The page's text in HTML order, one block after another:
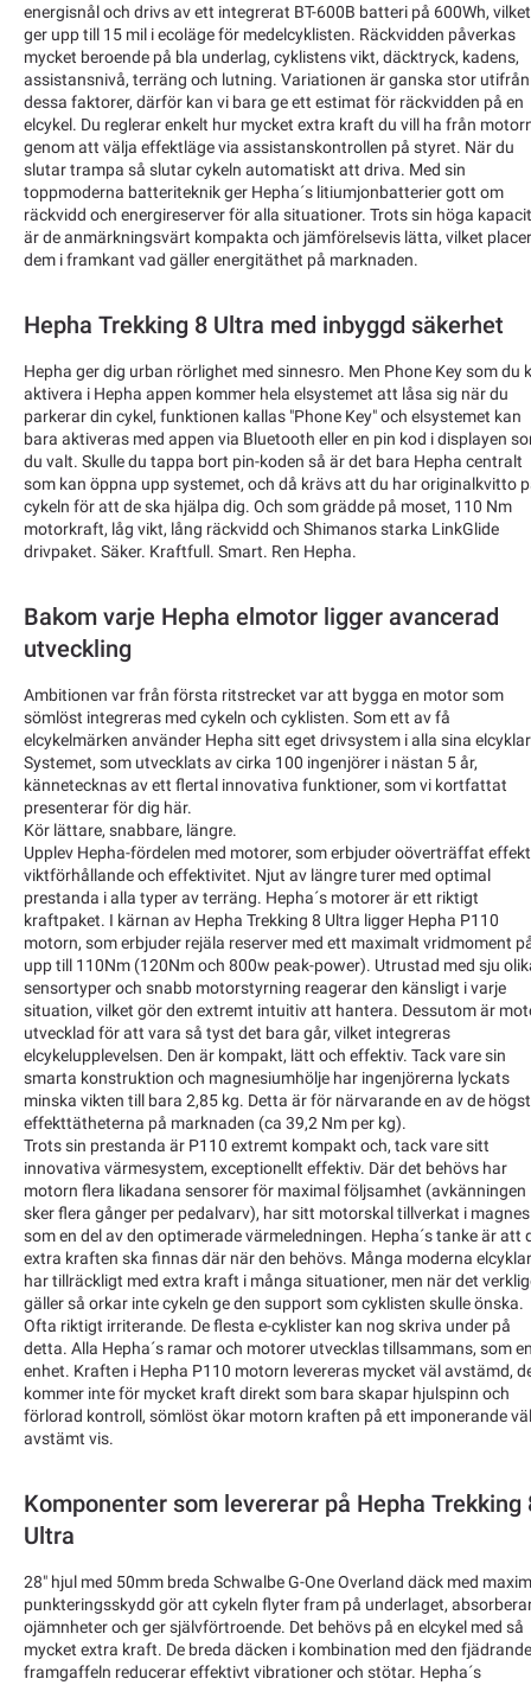
energisnål och drivs av ett integrerat BT-600B batteri på 600Wh, vilket
ger upp till 15 mil i ecoläge för medelcyklisten. Räckvidden påverkas
mycket beroende på bla underlag, cyklistens vikt, däcktryck, kadens,
assistansnivå, terräng och lutning. Variationen är ganska stor utifrån
dessa faktorer, därför kan vi bara ge ett estimat för räckvidden på en
elcykel. Du reglerar enkelt hur mycket extra kraft du vill ha från
genom att välja effektläge via assistanskontrollen på styret. När du
slutar trampa så slutar cykeln automatiskt att driva. Med sin
toppmoderna batteriteknik ger Hepha´s litiumjonbatterier gott om
räckvidd och energireserver för alla situationer. Trots sin höga
är de anmärkningsvärt kompakta och jämförelsevis lätta, vilket
dem i framkant vad gäller energitäthet på marknaden.
Hepha Trekking 8 Ultra med inbyggd säkerhet
Hepha ger dig urban rörlighet med sinnesro. Men Phone Key som du
aktivera i Hepha appen kommer hela elsystemet att låsa sig när du
parkerar din cykel, funktionen kallas "Phone Key" och elsystemet kan
bara aktiveras med appen via Bluetooth eller en pin kod i displayen
du valt. Skulle du tappa bort pin-koden så är det bara Hepha centralt
som kan öppna upp systemet, och då krävs att du har originalkvitto
cykeln för att de ska hjälpa dig. Och som grädde på moset, 110 Nm
motorkraft, låg vikt, lång räckvidd och Shimanos starka LinkGlide
drivpaket. Säker. Kraftfull. Smart. Ren Hepha.
Bakom varje Hepha elmotor ligger avancerad
utveckling
Ambitionen var från första ritstrecket var att bygga en motor som
sömlöst integreras med cykeln och cyklisten. Som ett av få
elcykelmärken använder Hepha sitt eget drivsystem i alla sina
Systemet, som utvecklats av cirka 100 ingenjörer i nästan 5 år,
kännetecknas av ett flertal innovativa funktioner, som vi kortfattat
presenterar för dig här.
Kör lättare, snabbare, längre.
Upplev Hepha-fördelen med motorer, som erbjuder oöverträffat
viktförhållande och effektivitet. Njut av längre turer med optimal
prestanda i alla typer av terräng. Hepha´s motorer är ett riktigt
kraftpaket. I kärnan av Hepha Trekking 8 Ultra ligger Hepha P110
motorn, som erbjuder rejäla reserver med ett maximalt vridmoment
upp till 110Nm (120Nm och 800w peak-power). Utrustad med sju
sensortyper och snabb motorstyrning reagerar den känsligt i varje
situation, vilket gör den extremt intuitiv att hantera. Dessutom är
utvecklad för att vara så tyst det bara går, vilket integreras
elcykelupplevelsen. Den är kompakt, lätt och effektiv. Tack vare sin
smarta konstruktion och magnesiumhölje har ingenjörerna lyckats
minska vikten till bara 2,85 kg. Detta är för närvarande en av de
effekttätheterna på marknaden (ca 39,2 Nm per kg).
Trots sin prestanda är P110 extremt kompakt och, tack vare sitt
innovativa värmesystem, exceptionellt effektiv. Där det behövs har
motorn flera likadana sensorer för maximal följsamhet (avkänningen
sker flera gånger per pedalvarv), har sitt motorskal tillverkat i
som en del av den optimerade värmeledningen. Hepha´s tanke är att
extra kraften ska finnas där när den behövs. Många moderna elcyklar
har tillräckligt med extra kraft i många situationer, men när det
gäller så orkar inte cykeln ge den support som cyklisten skulle önska.
Ofta riktigt irriterande. De flesta e-cyklister kan nog skriva under på
detta. Alla Hepha´s ramar och motorer utvecklas tillsammans, som
enhet. Kraften i Hepha P110 motorn levereras mycket väl avstämd,
kommer inte för mycket kraft direkt som bara skapar hjulspinn och
förlorad kontroll, sömlöst ökar motorn kraften på ett imponerande väl
avstämt vis.
Komponenter som levererar på Hepha Trekking
Ultra
28" hjul med 50mm breda Schwalbe G-One Overland däck med maximalt
punkteringsskydd gör att cykeln flyter fram på underlaget,
ojämnheter och ger självförtroende. Det behövs på en elcykel med så
mycket extra kraft. De breda däcken i kombination med den fjädrande
framgaffeln reducerar effektivt vibrationer och stötar. Hepha´s